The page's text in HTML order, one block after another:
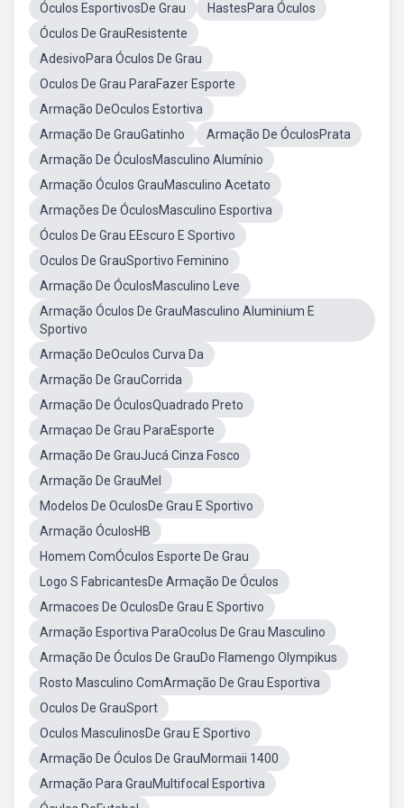
Óculos EsportivosDe Grau
HastesPara Óculos
Óculos De GrauResistente
AdesivoPara Óculos De Grau
Oculos De Grau ParaFazer Esporte
Armação DeOculos Estortiva
Armação De GrauGatinho
Armação De ÓculosPrata
Armação De ÓculosMasculino Alumínio
Armação Óculos GrauMasculino Acetato
Armações De ÓculosMasculino Esportiva
Óculos De Grau EEscuro E Sportivo
Oculos De GrauSportivo Feminino
Armação De ÓculosMasculino Leve
Armação Óculos De GrauMasculino Aluminium E
Sportivo
Armação DeOculos Curva Da
Armação De GrauCorrida
Armação De ÓculosQuadrado Preto
Armaçao De Grau ParaEsporte
Armação De GrauJucá Cinza Fosco
Armação De GrauMel
Modelos De OculosDe Grau E Sportivo
Armação ÓculosHB
Homem ComÓculos Esporte De Grau
Logo S FabricantesDe Armação De Óculos
Armacoes De OculosDe Grau E Sportivo
Armação Esportiva ParaOcolus De Grau Masculino
Armação De Óculos De GrauDo Flamengo Olympikus
Rosto Masculino ComArmação De Grau Esportiva
Oculos De GrauSport
Oculos MasculinosDe Grau E Sportivo
Armação De Óculos De GrauMormaii 1400
Armação Para GrauMultifocal Esportiva